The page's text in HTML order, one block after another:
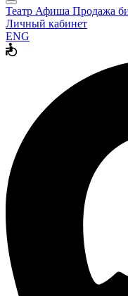
Театр Афиша Продажа
Личный кабинет
ENG